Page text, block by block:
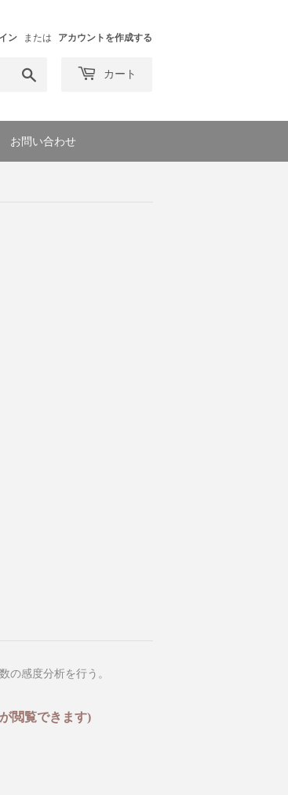
ン または アカウントを作成する
る
カート
お問い合わせ
の感度分析を行う。
閲覧できます)